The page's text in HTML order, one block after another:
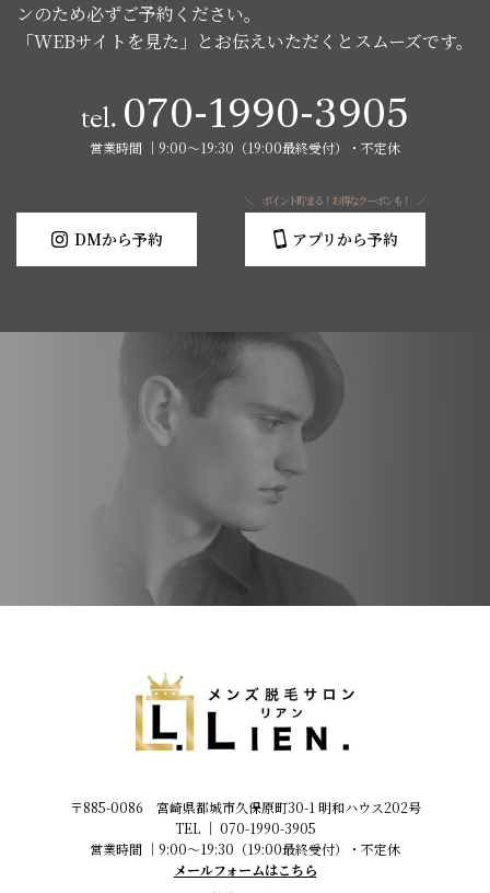
ンのため必ずご予約ください。
「WEBサイトを見た」とお伝えいただくとスムーズです。
tel. 070-1990-3905
営業時間 │9:00～19:30（19:00最終受付）・不定休
DMから予約
ポイント貯まる！お得なクーポンも！
アプリから予約
〒885-0086 宮崎県都城市久保原町30-1 明和ハウス202号
TEL │ 070-1990-3905
営業時間 │9:00～19:30（19:00最終受付）・不定休
メールフォームはこちら